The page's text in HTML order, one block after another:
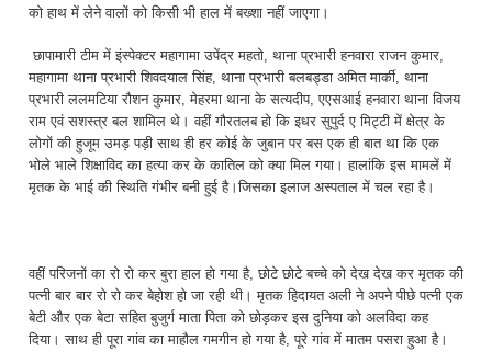
को हाथ में लेने वालों को किसी भी हाल में बख्शा नहीं जाएगा।
छापामारी टीम में इंस्पेक्टर महागामा उपेंद्र महतो, थाना प्रभारी हनवारा राजन कुमार,
महागामा थाना प्रभारी शिवदयाल सिंह, थाना प्रभारी बलबड्डा अमित मार्की, थाना
प्रभारी ललमटिया रौशन कुमार, मेहरमा थाना के सत्यदीप, एएसआई हनवारा थाना विजय
राम एवं सशस्त्र बल शामिल थे। वहीं गौरतलब हो कि इधर सुपुर्द ए मिट्टी में क्षेत्र के
लोगों की हुजूम उमड़ पड़ी साथ ही हर कोई के जुबान पर बस एक ही बात था कि एक
भोले भाले शिक्षाविद का हत्या कर के कातिल को क्या मिल गया। हालांकि इस मामलें में
मृतक के भाई की स्थिति गंभीर बनी हुई है।जिसका इलाज अस्पताल में चल रहा है।
वहीं परिजनों का रो रो कर बुरा हाल हो गया है, छोटे छोटे बच्चे को देख देख कर मृतक की
पत्नी बार बार रो रो कर बेहोश हो जा रही थी। मृतक हिदायत अली ने अपने पीछे पत्नी एक
बेटी और एक बेटा सहित बुजुर्ग माता पिता को छोड़कर इस दुनिया को अलविदा कह
दिया। साथ ही पूरा गांव का माहौल गमगीन हो गया है, पूरे गांव में मातम पसरा हुआ है।